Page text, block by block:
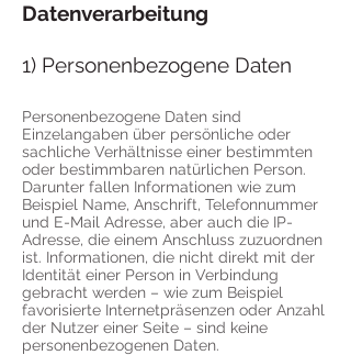
Datenverarbeitung
1) Personenbezogene Daten
Personenbezogene Daten sind
Einzelangaben über persönliche oder
sachliche Verhältnisse einer bestimmten
oder bestimmbaren natürlichen Person.
Darunter fallen Informationen wie zum
Beispiel Name, Anschrift, Telefonnummer
und E-Mail Adresse, aber auch die IP-
Adresse, die einem Anschluss zuzuordnen
ist. Informationen, die nicht direkt mit der
Identität einer Person in Verbindung
gebracht werden – wie zum Beispiel
favorisierte Internetpräsenzen oder Anzahl
der Nutzer einer Seite – sind keine
personenbezogenen Daten.